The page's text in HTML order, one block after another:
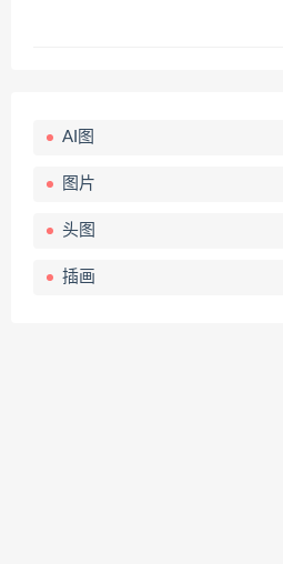
AI图
图片
头图
插画